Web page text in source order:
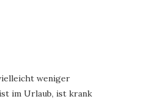
weniger
im Urlaub, ist krank